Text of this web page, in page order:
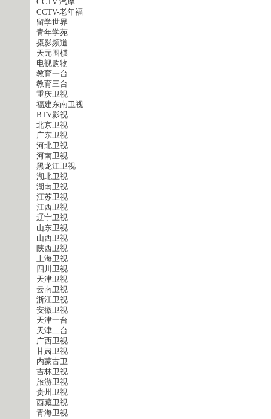
CCTV-老年福
留学世界
青年学苑
摄影频道
天元围棋
电视购物
教育一台
教育三台
重庆卫视
福建东南卫视
BTV影视
北京卫视
广东卫视
河北卫视
河南卫视
黑龙江卫视
湖北卫视
湖南卫视
江苏卫视
江西卫视
辽宁卫视
山东卫视
山西卫视
陕西卫视
上海卫视
四川卫视
天津卫视
云南卫视
浙江卫视
安徽卫视
天津一台
天津二台
广西卫视
甘肃卫视
内蒙古卫
吉林卫视
旅游卫视
贵州卫视
西藏卫视
青海卫视